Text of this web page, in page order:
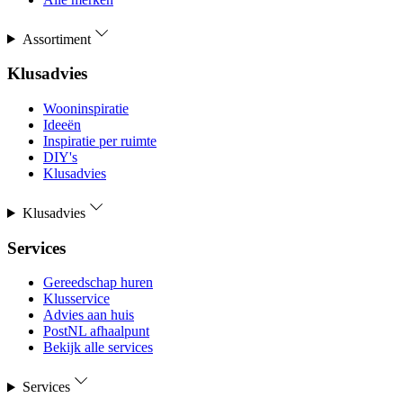
Assortiment
Klusadvies
Wooninspiratie
Ideeën
Inspiratie per ruimte
DIY's
Klusadvies
Klusadvies
Services
Gereedschap huren
Klusservice
Advies aan huis
PostNL afhaalpunt
Bekijk alle services
Services